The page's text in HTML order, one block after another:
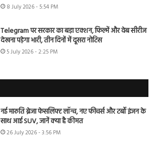
8 July 2026 - 5:54 PM
Telegram पर सरकार का बड़ा एक्शन, फिल्में और वेब सीरीज
देखना पड़ेगा भारी, तीन दिनों में दूसरा नोटिस
5 July 2026 - 2:25 PM
नई मारुति ब्रेजा फेसलिफ्ट लॉन्च, नए फीचर्स और टर्बो इंजन के
साथ आई SUV, जानें क्या है कीमत
26 July 2026 - 3:56 PM